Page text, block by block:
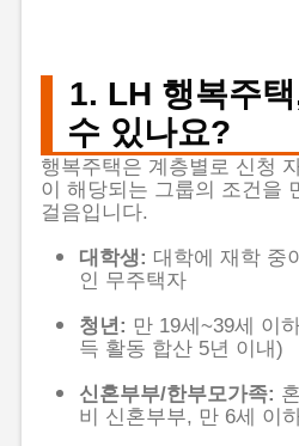
1. LH 행복주
수 있나요?
행복주택은 계층별로 신청
이 해당되는 그룹의 조건을
걸음입니다.
대학생: 대학에 재학 중
인 무주택자
청년: 만 19세~39세 이
득 활동 합산 5년 이내)
신혼부부/한부모가족:
비 신혼부부, 만 6세 이